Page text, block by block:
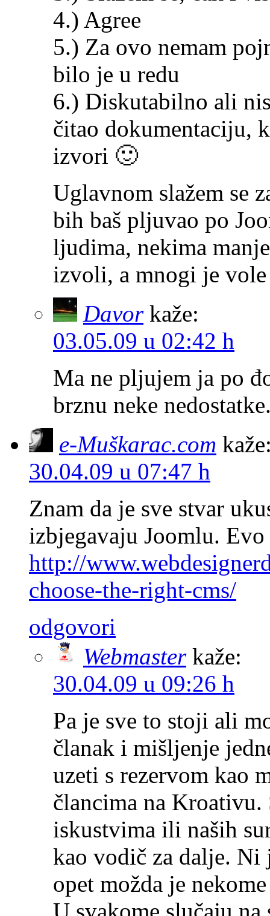
4.) Agree
5.) Za ovo nemam
bilo je u redu
6.) Diskutabilno ali
čitao dokumentaciju,
izvori 🙂
Uglavnom slažem se
bih baš pljuvao po
ljudima, nekima
izvoli, a mnogi je
Davor kaže:
03.05.09 u 02:42 h
Ma ne pljujem ja po
brznu neke
e-Muškarac.com
30.04.09 u 07:47 h
Znam da je sve stvar
izbjegavaju Joomlu. Evo
http://
choose-the-right-cms/
odgovori
Webmaster kaže:
30.04.09 u 09:26 h
Pa je sve to stoji ali
članak i mišljenje
uzeti s rezervom kao
člancima na
iskustvima ili naših
kao vodič za dalje. Ni
opet možda je
U svakome slučaju